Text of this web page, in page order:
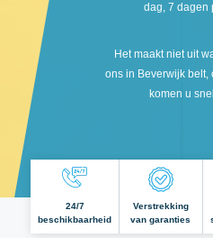
dag, 7 dagen
Het maakt niet uit
ons in Beverwijk belt,
komen u
24/7
beschikbaarheid
Verstrekking
van garanties